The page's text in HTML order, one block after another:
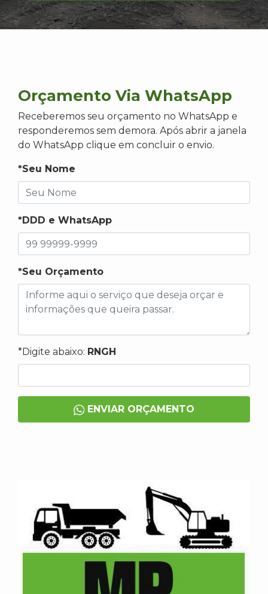
Orçamento Via WhatsApp
Receberemos seu orçamento no WhatsApp e
responderemos sem demora. Após abrir a janela
do WhatsApp clique em concluir o envio.
*Seu Nome
*DDD e WhatsApp
*Seu Orçamento
*Digite abaixo: RNGH
ENVIAR ORÇAMENTO